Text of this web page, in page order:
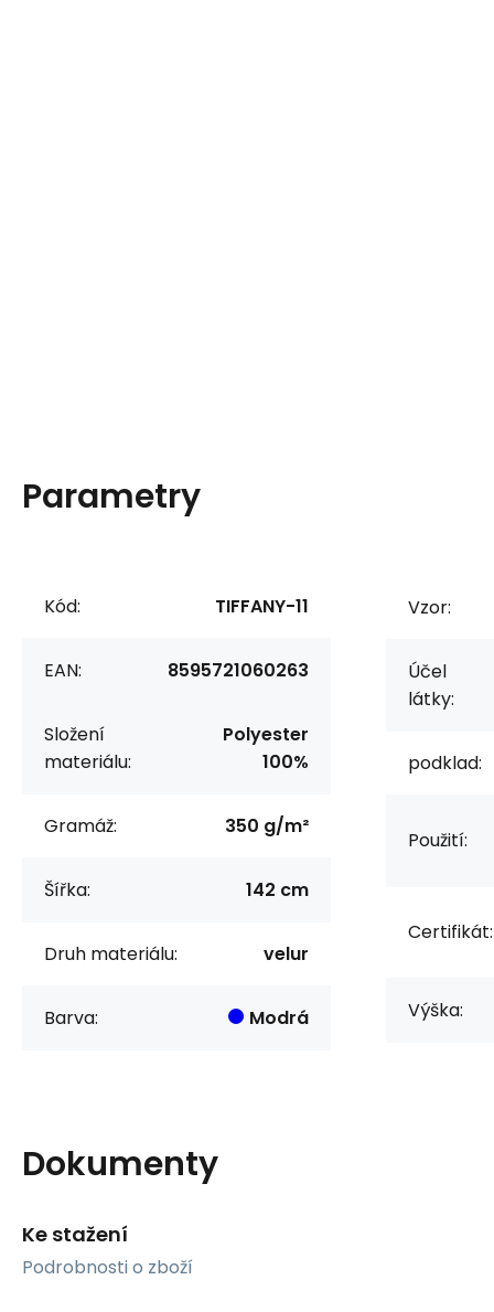
Parametry
Kód: TIFFANY-11
EAN: 8595721060263
Složení
materiálu:
Polyester
100%
Gramáž: 350 g/m²
Šířka: 142 cm
Druh materiálu: velur
Barva: Modrá
Vzor:
Účel
látky:
podklad:
Použití:
Certifikát:
Výška:
Dokumenty
Ke stažení
Podrobnosti o zboží